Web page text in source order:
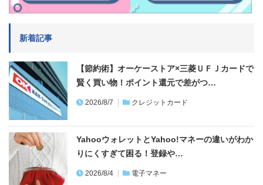
新着記事
【節約術】オーケーストア×三菱ＵＦＪカードで
賢く買い物！ポイント還元で差がつ…
2026/8/7 クレジットカード
YahooウォレットとYahoo!マネーの違いがわか
りにくすぎて困る！登録や…
2026/8/4 電子マネー